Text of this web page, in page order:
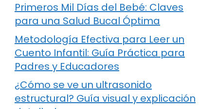
Primeros Mil Días del Bebé: Claves
para una Salud Bucal Óptima
Metodología Efectiva para Leer un
Cuento Infantil: Guía Práctica para
Padres y Educadores
¿Cómo se ve un ultrasonido
estructural? Guía visual y explicación